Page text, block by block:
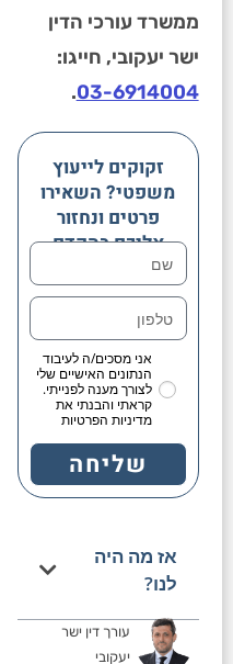
ממשרד עורכי הדין
ישר יעקובי, חייגו:
03-6914004
.
זקוקים לייעוץ
משפטי? השאירו
פרטים ונחזור
אליכם בהקדם
אני מסכים/ה לעיבוד
הנתונים האישיים שלי
לצורך מענה לפנייתי.
קראתי והבנתי את
מדיניות הפרטיות
שליחה
אז מה היה
לנו?
עורך דין ישר
יעקובי